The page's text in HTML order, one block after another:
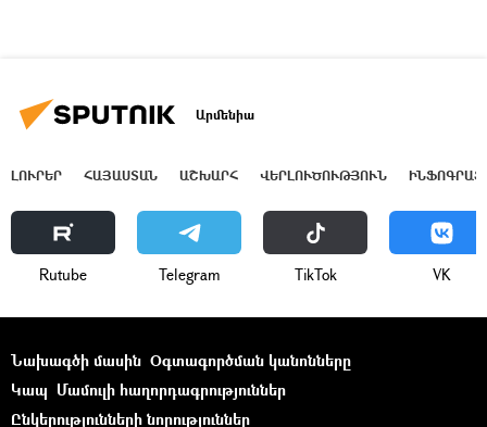
Արմենիա
ԼՈՒՐԵՐ ՀԱՅԱՍՏԱՆ ԱՇԽԱՐՀ ՎԵՐԼՈՒԾՈՒԹՅՈՒՆ
Rutube Telegram ТikТоk VK
Նախագծի մասին Օգտագործման կանոնները
Կապ Մամուլի հաղորդագրություններ
Ընկերությունների նորություններ